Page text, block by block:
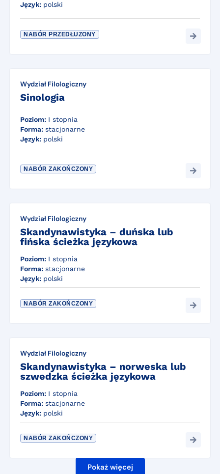
Język: polski
NABÓR PRZEDŁUZONY
Wydział Filologiczny
Sinologia
Poziom: I stopnia
Forma: stacjonarne
Język: polski
NABÓR ZAKOŃCZONY
Wydział Filologiczny
Skandynawistyka – duńska lub
fińska ścieżka językowa
Poziom: I stopnia
Forma: stacjonarne
Język: polski
NABÓR ZAKOŃCZONY
Wydział Filologiczny
Skandynawistyka – norweska lub
szwedzka ścieżka językowa
Poziom: I stopnia
Forma: stacjonarne
Język: polski
NABÓR ZAKOŃCZONY
Pokaż więcej